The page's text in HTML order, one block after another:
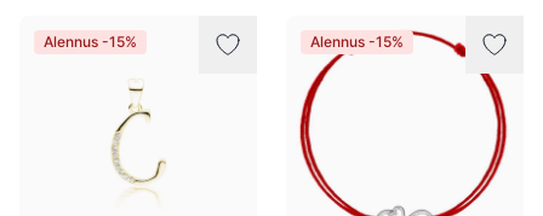
Alennus -15% Alennus -15%